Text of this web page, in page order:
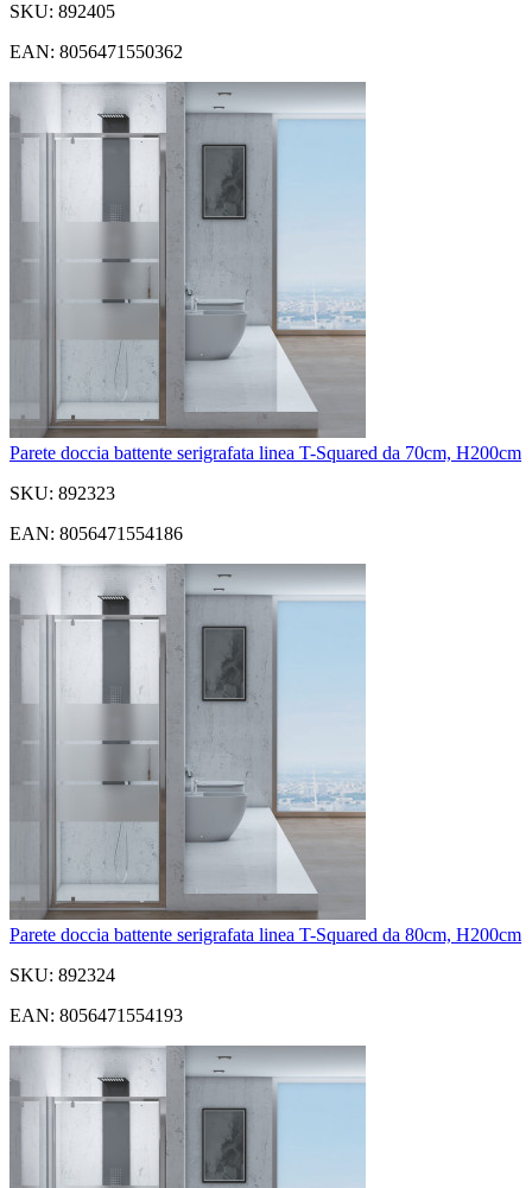
SKU: 892405
EAN: 8056471550362
Parete doccia battente serigrafata linea T-Squared da 70cm, H200cm
SKU: 892323
EAN: 8056471554186
Parete doccia battente serigrafata linea T-Squared da 80cm, H200cm
SKU: 892324
EAN: 8056471554193